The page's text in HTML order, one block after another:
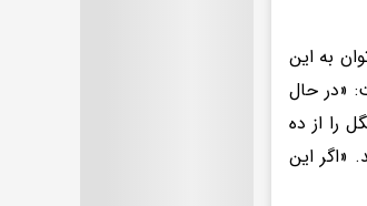
به این
«در حال
را از ده
«اگر این